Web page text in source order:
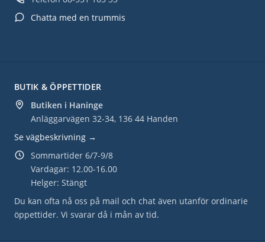
BUTIK & ÖPPETTIDER
Butiken i Haninge
Anläggarvägen 32-34, 136 44 Handen
Se vägbeskrivning →
Sommartider 6/7-9/8
Vardagar: 12.00-16.00
Helger: Stängt
Du kan ofta nå oss på mail och chat även utanför ordinarie
öppettider. Vi svarar då i mån av tid.
Chatta med en trummis